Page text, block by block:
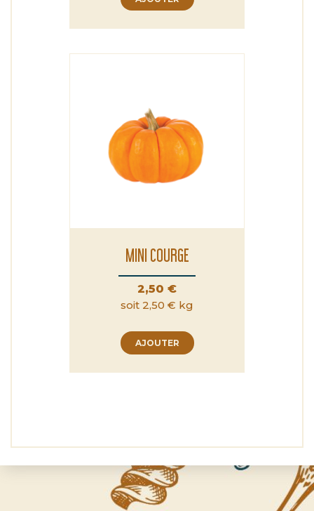
MINI COURGE
Prix
2,50 €
soit 2,50 € kg
AJOUTER